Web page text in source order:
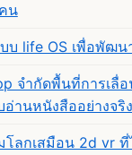
น
บ life OS เพื่อพัฒน
จำกัดพื้นที่การเลื่อ
านหนังสืออย่างจริ
โลกเสมือน 2d vr ที่